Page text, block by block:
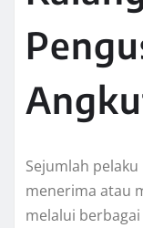
Sejumlah
menerima atau
melalui